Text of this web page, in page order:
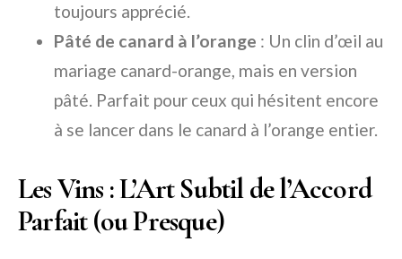
toujours apprécié.
Pâté de canard à l’orange : Un clin d’œil au
mariage canard-orange, mais en version
pâté. Parfait pour ceux qui hésitent encore
à se lancer dans le canard à l’orange entier.
Les Vins : L’Art Subtil de l’Accord
Parfait (ou Presque)